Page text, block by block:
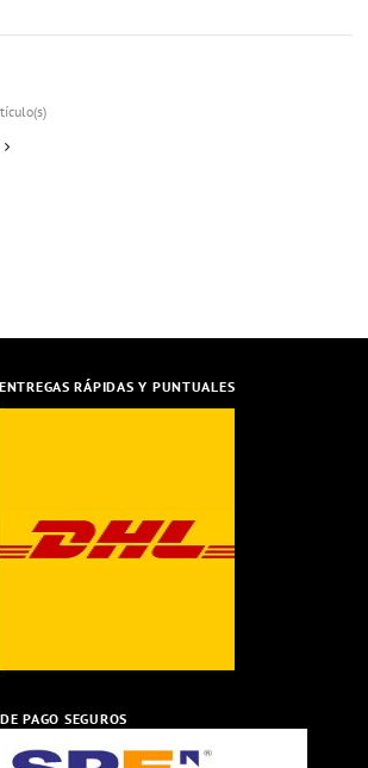
ENTREGAS RÁPIDAS Y PUNTUALES
PAGO SEGUROS